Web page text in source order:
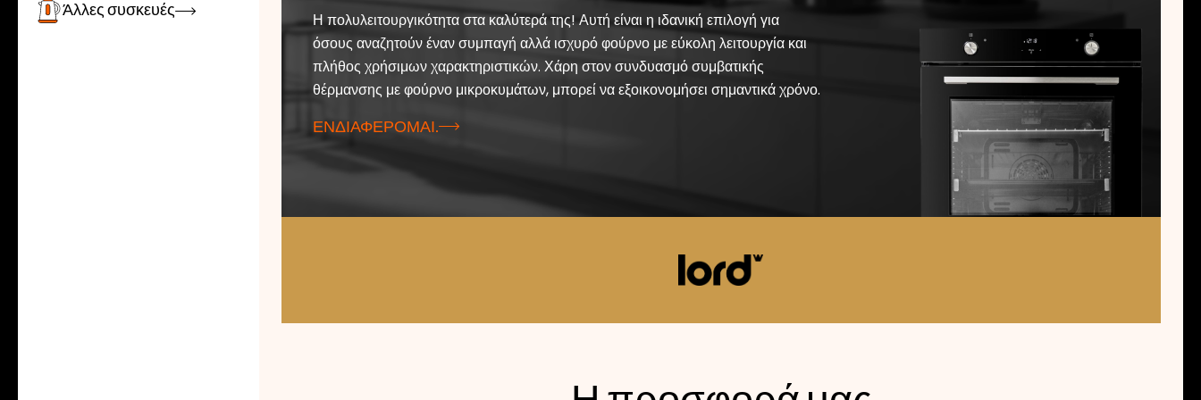
Zobrazit
Άλλες συσκευές
καθυστερήσεις στο μαγείρεμα. Είναι η πιο δυναμική εστία της αγοράς με υψηλή
απόδοση και των τεσσάρων ζωνών επαγωγής. Θα μαγειρέψετε γρήγορα τα
γεύματά σας και θα έχετε χρόνο για άλλες δραστηριότητες. Η εστία μπορεί να
φέρει 2 λίτρα νερού από 20 βαθμούς σε βρασμό σε μόλις 3,5 λεπτά.
Η πολυλειτουργικότητα στα καλύτερά της! Αυτή είναι η ιδανική επιλογή για
όσους αναζητούν έναν συμπαγή αλλά ισχυρό φούρνο με εύκολη λειτουργία και
πλήθος χρήσιμων χαρακτηριστικών. Χάρη στον συνδυασμό συμβατικής
θέρμανσης με φούρνο μικροκυμάτων, μπορεί να εξοικονομήσει σημαντικά χρόνο.
ΕΝΔΙΑΦΈΡΟΜΑΙ.